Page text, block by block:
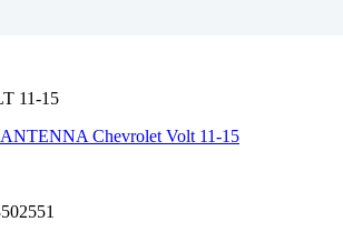
11-15
Chevrolet Volt 11-15